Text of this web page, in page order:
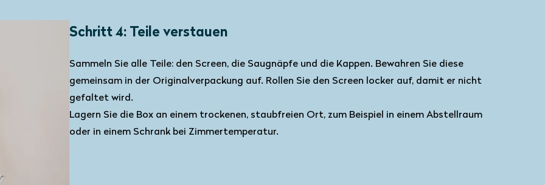
Schritt 4: Teile verstauen
Sammeln Sie alle Teile: den Screen, die Saugnäpfe und die Kappen. Bewahren Sie diese
gemeinsam in der Originalverpackung auf. Rollen Sie den Screen locker auf, damit er nicht
gefaltet wird.
Lagern Sie die Box an einem trockenen, staubfreien Ort, zum Beispiel in einem Abstellraum
oder in einem Schrank bei Zimmertemperatur.